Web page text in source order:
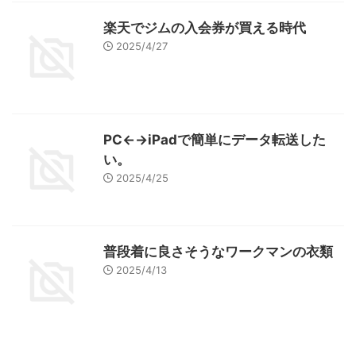
楽天でジムの入会券が買える時代
2025/4/27
PC←→iPadで簡単にデータ転送した
い。
2025/4/25
普段着に良さそうなワークマンの衣類
2025/4/13